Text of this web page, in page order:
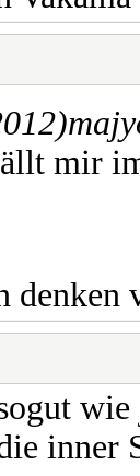
mir
denken
wie
inner